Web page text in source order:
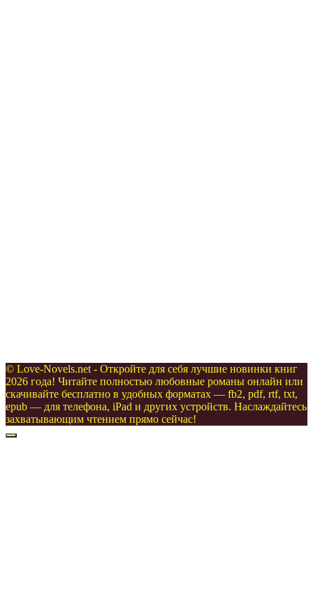
© Love-Novels.net - Откройте для себя лучшие новинки книг
2026 года! Читайте полностью любовные романы онлайн или
скачивайте бесплатно в удобных форматах — fb2, pdf, rtf, txt,
epub — для телефона, iPad и других устройств. Наслаждайтесь
захватывающим чтением прямо сейчас!